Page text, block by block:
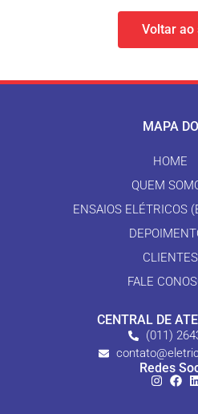
Voltar ao
MAPA
HOME
QUEM
ENSAIOS ELÉTRICOS
CLIENTES
FALE
CENTRAL DE
(011)
Redes